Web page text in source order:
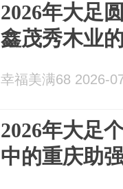
2026年大足
鑫茂秀木业
幸福美满68 2026-
2026年大足
中的重庆助